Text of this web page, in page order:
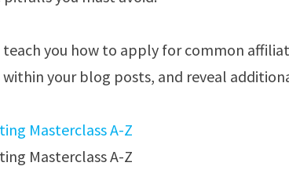
you how to apply for common
your blog posts, and reveal